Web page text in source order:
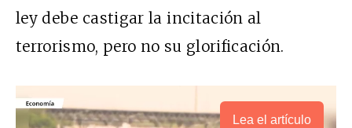
ley debe castigar la incitación al
terrorismo, pero no su glorificación.
Lea el artículo